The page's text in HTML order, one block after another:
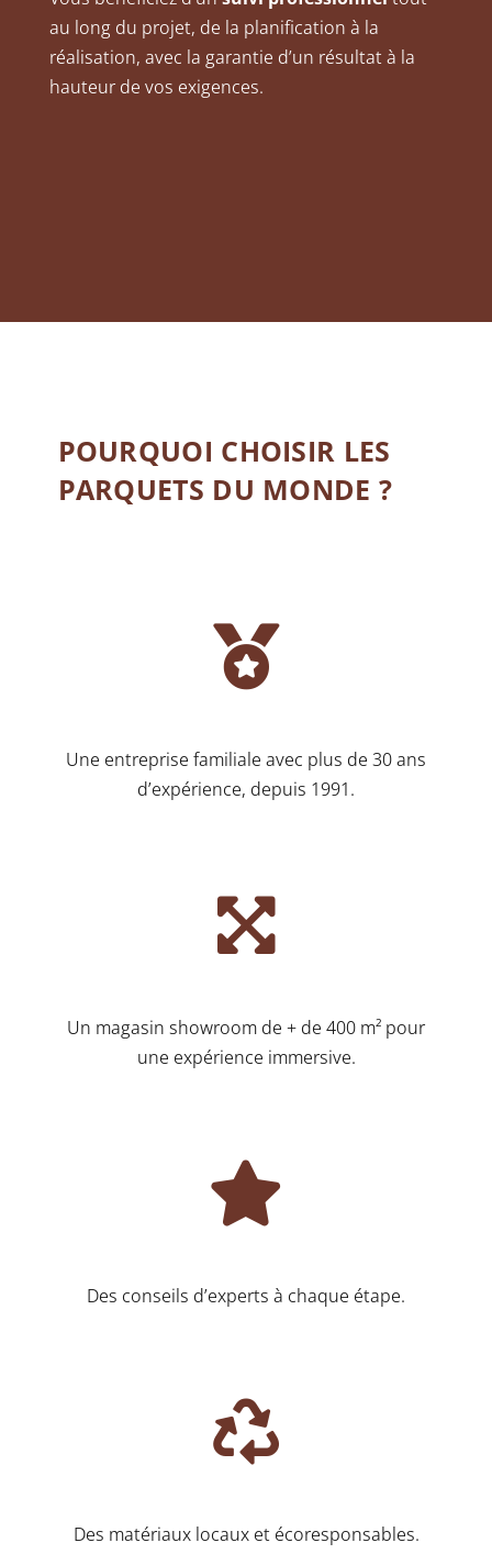
au long du projet, de la planification à la
réalisation, avec la garantie d’un résultat à la
hauteur de vos exigences.
POURQUOI CHOISIR LES
PARQUETS DU MONDE ?
Une entreprise familiale avec plus de 30 ans
d’expérience, depuis 1991.
Un magasin showroom de + de 400 m² pour
une expérience immersive.
Des conseils d’experts à chaque étape.
Des matériaux locaux et écoresponsables.